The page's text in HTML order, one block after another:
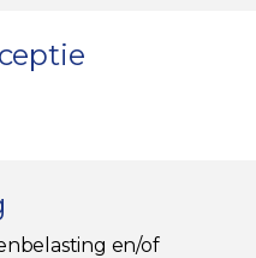
en/of